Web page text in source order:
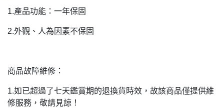
1.產品功能：一年保固
2.外觀、人為因素不保固
商品故障維修：
1.如已超過了七天鑑賞期的退換貨時效，故該商品僅提供維
修服務，敬請見諒！